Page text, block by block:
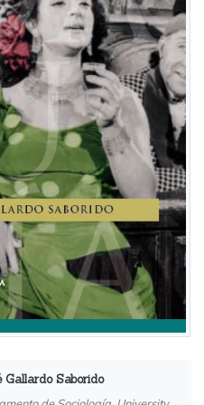
Gallardo Saborido